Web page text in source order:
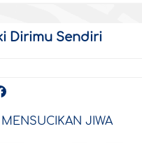
Dirimu Sendiri
MENSUCIKAN JIWA